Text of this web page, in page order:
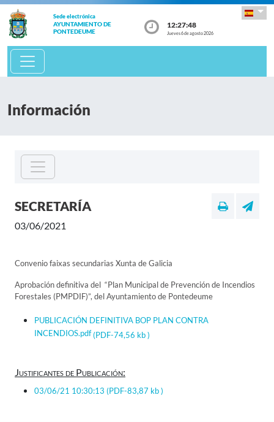
Sede electrónica
AYUNTAMIENTO DE
PONTEDEUME
12:27:48
Jueves 6 de agosto 2026
Información
SECRETARÍA
03/06/2021
Convenio faixas secundarias Xunta de Galicia
Aprobación definitiva del “Plan Municipal de Prevención de Incendios
Forestales (PMPDIF)”, del Ayuntamiento de Pontedeume
PUBLICACIÓN DEFINITIVA BOP PLAN CONTRA
INCENDIOS.pdf(PDF-74,56 kb )
Justificantes de Publicación:
03/06/21 10:30:13 (PDF-83,87 kb )